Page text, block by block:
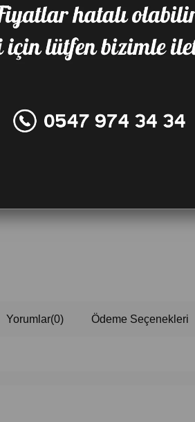
Karşılaştır
Yorumlar(0) Ödeme Seçenekleri